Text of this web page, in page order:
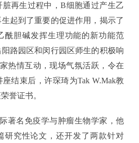
再生过程中，B细胞通过产生乙
起到了重要的促进作用，揭示了
酰胆碱发挥生理功能的新功能范
路园区和闵行园区师生的积极响
热情互动，现场气氛活跃，令在
结束后，许琛琦为Tak W.Mak教
誉证书。
著名免疫学与肿瘤生物学家，他
研究性论文，还开发了两款针对